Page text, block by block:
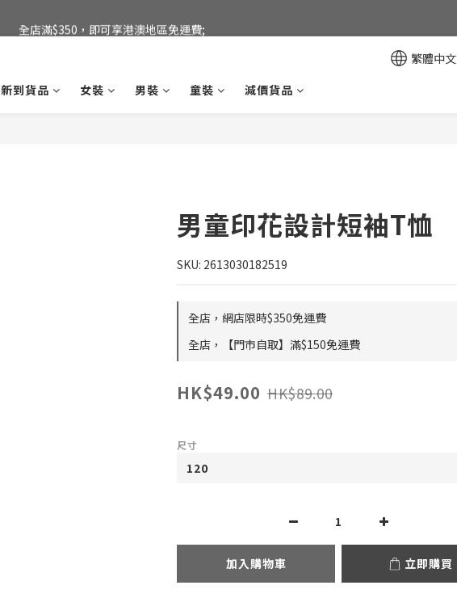
全店滿$350，即可享港澳地區免運費;
繁體中文
新到貨品 女裝 男裝 童裝 減價貨品
男童印花設計短袖T恤
SKU: 2613030182519
全店，網店限時$350免運費
全店，【門市自取】滿$150免運費
HK$49.00 HK$89.00
尺寸
加入購物車 立即購買